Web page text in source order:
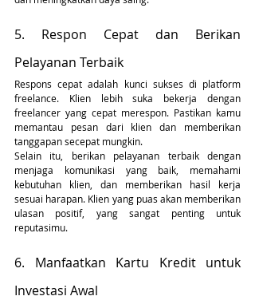
5. Respon Cepat dan Berikan
Pelayanan Terbaik
Respons cepat adalah kunci sukses di platform
freelance. Klien lebih suka bekerja dengan
freelancer yang cepat merespon. Pastikan kamu
memantau pesan dari klien dan memberikan
tanggapan secepat mungkin.
Selain itu, berikan pelayanan terbaik dengan
menjaga komunikasi yang baik, memahami
kebutuhan klien, dan memberikan hasil kerja
sesuai harapan. Klien yang puas akan memberikan
ulasan positif, yang sangat penting untuk
reputasimu.
6. Manfaatkan Kartu Kredit untuk
Investasi Awal